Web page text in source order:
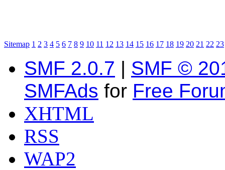
Sitemap 1 2 3 4 5 6 7 8 9 10 11 12 13 14 15 16 17 18 19 20 21 22 23
SMF 2.0.7 | SMF ©
SMFAds for Free
XHTML
RSS
WAP2